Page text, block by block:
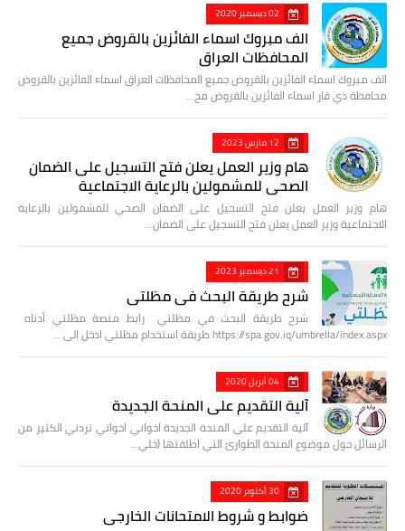
02 ديسمبر 2020
الف مبروك اسماء الفائزين بالقروض جميع
المحافظات العراق
الف مبروك اسماء الفائزين بالقروض جميع المحافظات العراق اسماء الفائزين بالقروض
محافظة ذي قار اسماء الفائزين بالقروض مح…
12 مارس 2023
هام وزير العمل يعلن فتح التسجيل على الضمان
الصحي للمشمولين بالرعاية الاجتماعية
هام وزير العمل يعلن فتح التسجيل على الضمان الصحي للمشمولين بالرعاية
الاجتماعية وزير العمل يعلن فتح التسجيل على الضمان…
21 ديسمبر 2023
شرح طريقة البحث في مظلتي
شرح طريقة البحث في مظلتي رابط منصة مظلتي أدناه
https://spa.gov.iq/umbrella/index.aspx طريقة استخدام مظلتي ادخل الى …
04 أبريل 2020
آلية التقديم على المنحة الجديدة
آلية التقديم على المنحة الجديدة اخواني اخواتي تردني الكثير من
الرسائل حول موضوع المنحة الطوارئ التي اطلقتها (خلي…
30 أكتوبر 2020
ضوابط و شروط الامتحانات الخارجي